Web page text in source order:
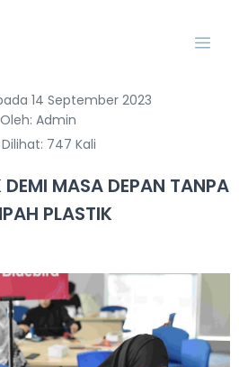
14 September 2023
Oleh: Admin
Dilihat: 747 Kali
MASA DEPAN TANPA
PLASTIK